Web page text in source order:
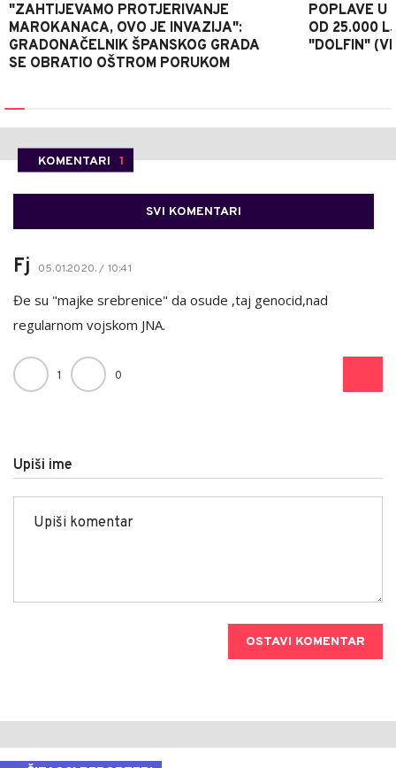
"ZAHTIJEVAMO PROTJERIVANJE
MAROKANACA, OVO JE INVAZIJA":
GRADONAČELNIK ŠPANSKOG GRADA
SE OBRATIO OŠTROM PORUKOM
POPLAVE U
OD 25.000
"DOLFIN"
KOMENTARI 1
SVI KOMENTARI
Fj 05.01.2020. / 10:41
Đe su "majke srebrenice" da osude ,taj genocid,nad
regularnom vojskom JNA.
1 0
Upiši ime
OSTAVI KOMENTAR